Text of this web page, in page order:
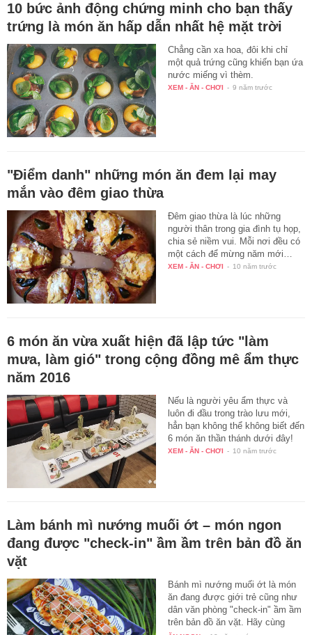
10 bức ảnh động chứng minh cho bạn thấy
trứng là món ăn hấp dẫn nhất hệ mặt trời
Chẳng cần xa hoa, đôi khi chỉ
một quả trứng cũng khiến bạn ứa
nước miếng vì thèm.
XEM - ĂN - CHƠI - 9 năm trước
"Điểm danh" những món ăn đem lại may
mắn vào đêm giao thừa
Đêm giao thừa là lúc những
người thân trong gia đình tụ họp,
chia sẻ niềm vui. Mỗi nơi đều có
một cách để mừng năm mới…
XEM - ĂN - CHƠI - 10 năm trước
6 món ăn vừa xuất hiện đã lập tức "làm
mưa, làm gió" trong cộng đồng mê ẩm thực
năm 2016
Nếu là người yêu ẩm thực và
luôn đi đầu trong trào lưu mới,
hẳn bạn không thể không biết đến
6 món ăn thần thánh dưới đây!
XEM - ĂN - CHƠI - 10 năm trước
Làm bánh mì nướng muối ớt – món ngon
đang được "check-in" ầm ầm trên bản đồ ăn
vặt
Bánh mì nướng muối ớt là món
ăn đang được giới trẻ cũng như
dân văn phòng "check-in" ầm ầm
trên bản đồ ăn vặt. Hãy cùng